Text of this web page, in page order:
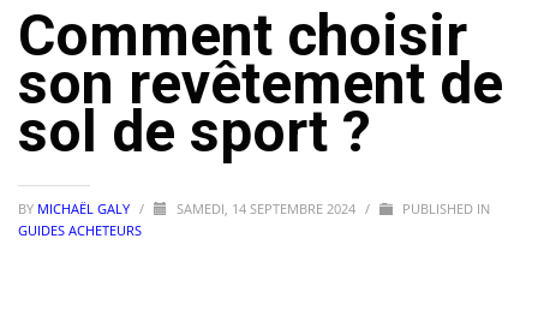
Comment choisir
son revêtement de
sol de sport ?
BY MICHAËL GALY / SAMEDI, 14 SEPTEMBRE 2024 /
PUBLISHED IN
GUIDES ACHETEURS